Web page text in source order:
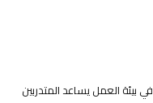
بيئة العمل يساعد المتدربين